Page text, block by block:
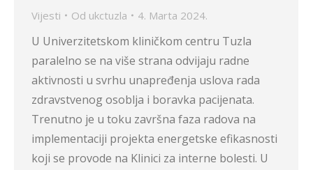
Vijesti Od ukctuzla 4. Marta 2024.
U Univerzitetskom kliničkom centru Tuzla
paralelno se na više strana odvijaju radne
aktivnosti u svrhu unapređenja uslova rada
zdravstvenog osoblja i boravka pacijenata.
Trenutno je u toku završna faza radova na
implementaciji projekta energetske efikasnosti
koji se provode na Klinici za interne bolesti. U